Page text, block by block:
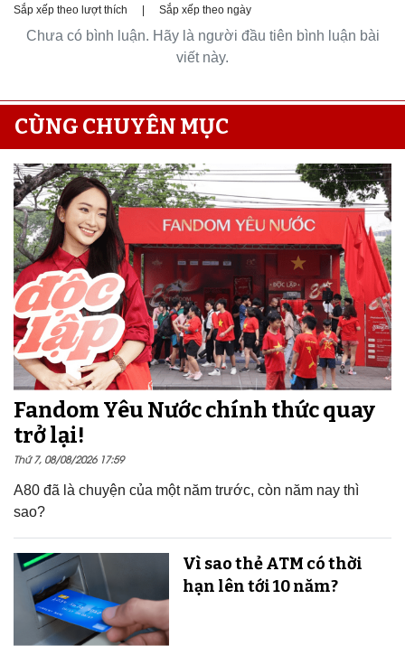
Sắp xếp theo lượt thích Sắp xếp theo ngày
Chưa có bình luận. Hãy là người đầu tiên bình luận bài
viết này.
CÙNG CHUYÊN MỤC
Fandom Yêu Nước chính thức quay
trở lại!
Thứ 7, 08/08/2026 17:59
A80 đã là chuyện của một năm trước, còn năm nay thì
sao?
Vì sao thẻ ATM có thời
hạn lên tới 10 năm?